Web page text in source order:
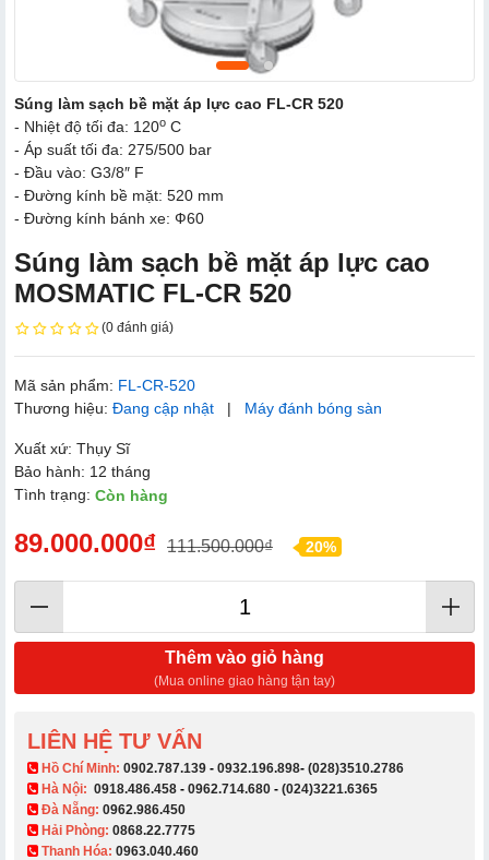
Súng làm sạch bề mặt áp lực cao FL-CR 520
- Nhiệt độ tối đa: 120o C
- Áp suất tối đa: 275/500 bar
- Đầu vào: G3/8″ F
- Đường kính bề mặt: 520 mm
- Đường kính bánh xe: Ф60
Súng làm sạch bề mặt áp lực cao
MOSMATIC FL-CR 520
(0 đánh giá)
Mã sản phẩm: FL-CR-520
Thương hiệu: Đang cập nhật | Máy đánh bóng sàn
Xuất xứ: Thụy Sĩ
Bảo hành: 12 tháng
Tình trạng: Còn hàng
89.000.000₫ 111.500.000₫ 20%
Thêm vào giỏ hàng
(Mua online giao hàng tận tay)
LIÊN HỆ TƯ VẤN
​ Hồ Chí Minh: 0902.787.139 - 0932.196.898- (028)3510.2786
Hà Nội: 0918.486.458 - 0962.714.680 - (024)3221.6365
Đà Nẵng: 0962.986.450
Hải Phòng: 0868.22.7775
Thanh Hóa: 0963.040.460